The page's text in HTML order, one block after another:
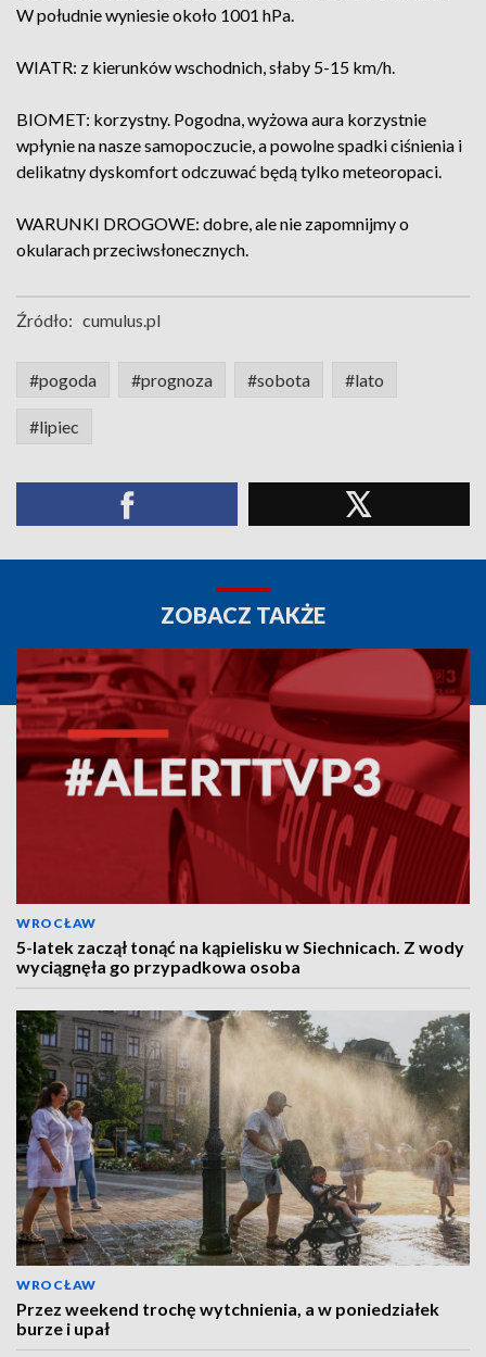
W południe wyniesie około 1001 hPa.
WIATR: z kierunków wschodnich, słaby 5-15 km/h.
BIOMET: korzystny. Pogodna, wyżowa aura korzystnie
wpłynie na nasze samopoczucie, a powolne spadki ciśnienia i
delikatny dyskomfort odczuwać będą tylko meteoropaci.
WARUNKI DROGOWE: dobre, ale nie zapomnijmy o
okularach przeciwsłonecznych.
Źródło: cumulus.pl
#pogoda #prognoza #sobota #lato
#lipiec
ZOBACZ TAKŻE
WROCŁAW
5-latek zaczął tonąć na kąpielisku w Siechnicach. Z wody
wyciągnęła go przypadkowa osoba
WROCŁAW
Przez weekend trochę wytchnienia, a w poniedziałek
burze i upał